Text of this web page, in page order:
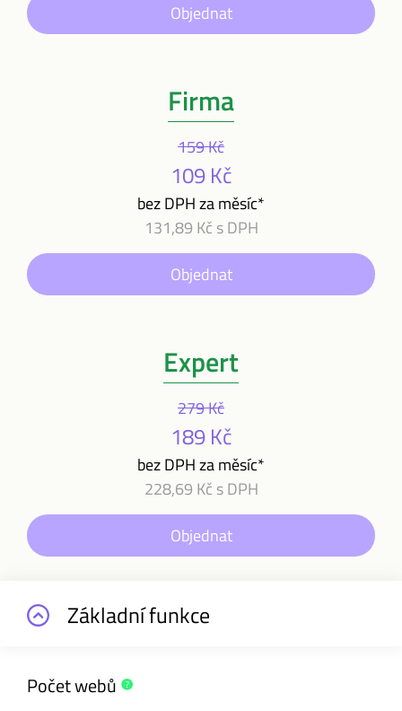
Objednat
Firma
159 Kč
109 Kč
bez DPH za měsíc*
131,89 Kč s DPH
Objednat
Expert
279 Kč
189 Kč
bez DPH za měsíc*
228,69 Kč s DPH
Objednat
Základní funkce
Počet webů